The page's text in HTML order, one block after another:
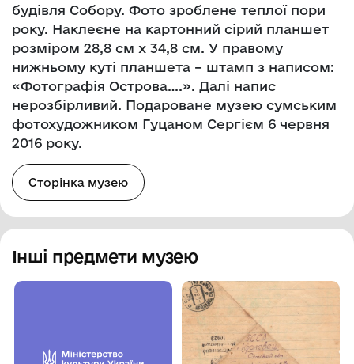
будівля Собору. Фото зроблене теплої пори
року. Наклеєне на картонний сірий планшет
розміром 28,8 см х 34,8 см. У правому
нижньому куті планшета – штамп з написом:
«Фотографія Острова….». Далі напис
нерозбірливий. Подароване музею сумським
фотохудожником Гуцаном Сергієм 6 червня
2016 року.
Сторінка музею
Інші предмети музею